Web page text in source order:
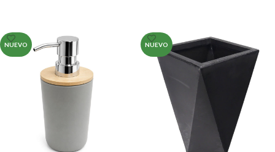
NUEVO NUEVO